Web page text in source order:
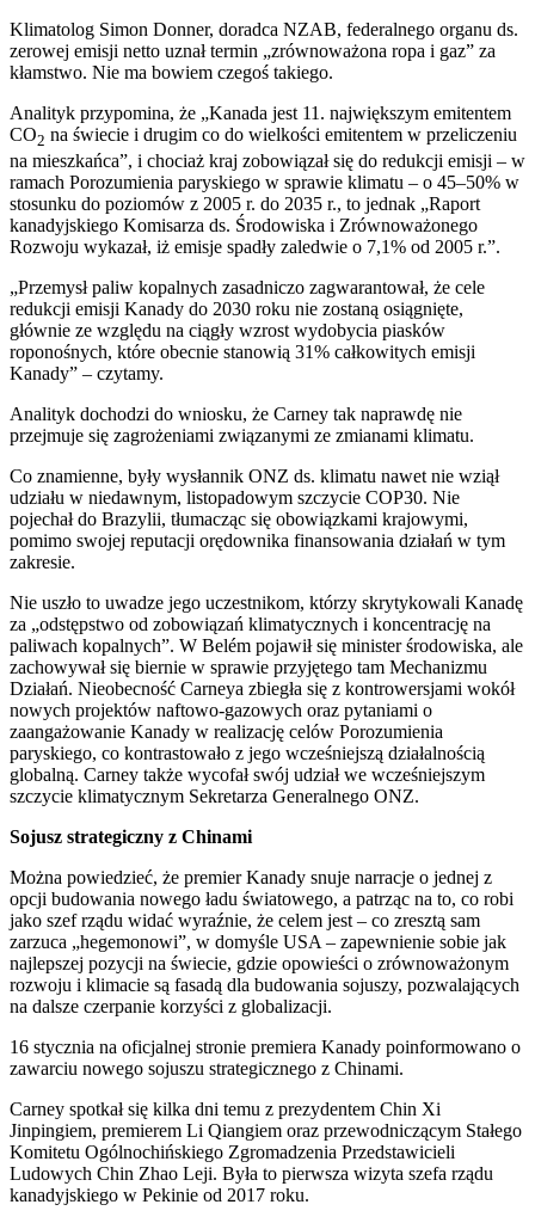
Klimatolog Simon Donner, doradca NZAB, federalnego organu ds.
zerowej emisji netto uznał termin „zrównoważona ropa i gaz” za
kłamstwo. Nie ma bowiem czegoś takiego.
Analityk przypomina, że „Kanada jest 11. największym emitentem
CO2 na świecie i drugim co do wielkości emitentem w przeliczeniu
na mieszkańca”, i chociaż kraj zobowiązał się do redukcji emisji – w
ramach Porozumienia paryskiego w sprawie klimatu – o 45–50% w
stosunku do poziomów z 2005 r. do 2035 r., to jednak „Raport
kanadyjskiego Komisarza ds. Środowiska i Zrównoważonego
Rozwoju wykazał, iż emisje spadły zaledwie o 7,1% od 2005 r.”.
„Przemysł paliw kopalnych zasadniczo zagwarantował, że cele
redukcji emisji Kanady do 2030 roku nie zostaną osiągnięte,
głównie ze względu na ciągły wzrost wydobycia piasków
roponośnych, które obecnie stanowią 31% całkowitych emisji
Kanady” – czytamy.
Analityk dochodzi do wniosku, że Carney tak naprawdę nie
przejmuje się zagrożeniami związanymi ze zmianami klimatu.
Co znamienne, były wysłannik ONZ ds. klimatu nawet nie wziął
udziału w niedawnym, listopadowym szczycie COP30. Nie
pojechał do Brazylii, tłumacząc się obowiązkami krajowymi,
pomimo swojej reputacji orędownika finansowania działań w tym
zakresie.
Nie uszło to uwadze jego uczestnikom, którzy skrytykowali Kanadę
za „odstępstwo od zobowiązań klimatycznych i koncentrację na
paliwach kopalnych”. W Belém pojawił się minister środowiska, ale
zachowywał się biernie w sprawie przyjętego tam Mechanizmu
Działań. Nieobecność Carneya zbiegła się z kontrowersjami wokół
nowych projektów naftowo-gazowych oraz pytaniami o
zaangażowanie Kanady w realizację celów Porozumienia
paryskiego, co kontrastowało z jego wcześniejszą działalnością
globalną. Carney także wycofał swój udział we wcześniejszym
szczycie klimatycznym Sekretarza Generalnego ONZ.
Sojusz strategiczny z Chinami
Można powiedzieć, że premier Kanady snuje narracje o jednej z
opcji budowania nowego ładu światowego, a patrząc na to, co robi
jako szef rządu widać wyraźnie, że celem jest – co zresztą sam
zarzuca „hegemonowi”, w domyśle USA – zapewnienie sobie jak
najlepszej pozycji na świecie, gdzie opowieści o zrównoważonym
rozwoju i klimacie są fasadą dla budowania sojuszy, pozwalających
na dalsze czerpanie korzyści z globalizacji.
16 stycznia na oficjalnej stronie premiera Kanady poinformowano o
zawarciu nowego sojuszu strategicznego z Chinami.
Carney spotkał się kilka dni temu z prezydentem Chin Xi
Jinpingiem, premierem Li Qiangiem oraz przewodniczącym Stałego
Komitetu Ogólnochińskiego Zgromadzenia Przedstawicieli
Ludowych Chin Zhao Leji. Była to pierwsza wizyta szefa rządu
kanadyjskiego w Pekinie od 2017 roku.